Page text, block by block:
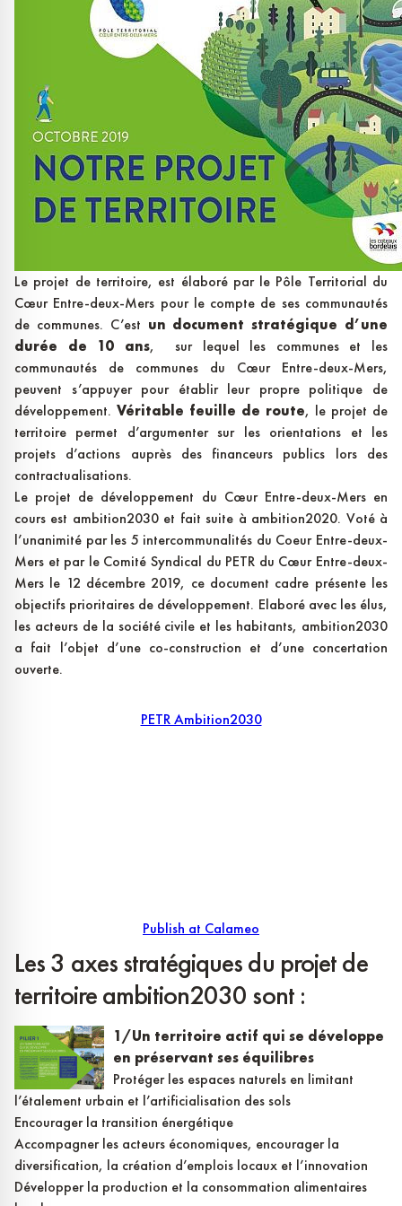
Le projet de territoire, est élaboré par le Pôle Territorial du
Cœur Entre-deux-Mers pour le compte de ses communautés
de communes. C’est un document stratégique d’une
durée de 10 ans, sur lequel les communes et les
communautés de communes du Cœur Entre-deux-Mers,
peuvent s’appuyer pour établir leur propre politique de
développement. Véritable feuille de route, le projet de
territoire permet d’argumenter sur les orientations et les
projets d’actions auprès des financeurs publics lors des
contractualisations.
Le projet de développement du Cœur Entre-deux-Mers en
cours est ambition2030 et fait suite à ambition2020. Voté à
l’unanimité par les 5 intercommunalités du Coeur Entre-deux-
Mers et par le Comité Syndical du PETR du Cœur Entre-deux-
Mers le 12 décembre 2019, ce document cadre présente les
objectifs prioritaires de développement. Elaboré avec les élus,
les acteurs de la société civile et les habitants, ambition2030
a fait l’objet d’une co-construction et d’une concertation
ouverte.
PETR Ambition2030
Publish at Calameo
Les 3 axes stratégiques du projet de
territoire ambition2030 sont :
1/Un territoire actif qui se développe
en préservant ses équilibres
Protéger les espaces naturels en limitant
l’étalement urbain et l’artificialisation des sols
Encourager la transition énergétique
Accompagner les acteurs économiques, encourager la
diversification, la création d’emplois locaux et l’innovation
Développer la production et la consommation alimentaires